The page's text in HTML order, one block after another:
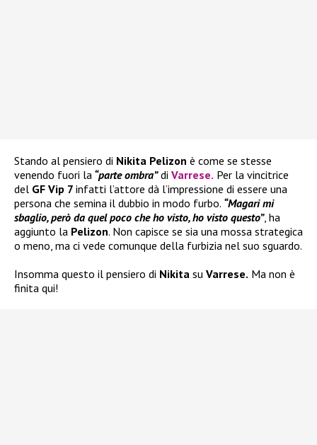
Stando al pensiero di Nikita Pelizon è come se stesse
venendo fuori la “parte ombra”di Varrese. Per la vincitrice
del GF Vip 7 infatti l’attore dà l’impressione di essere una
persona che semina il dubbio in modo furbo. “Magari mi
sbaglio, però da quel poco che ho visto, ho visto questo”, ha
aggiunto la Pelizon. Non capisce se sia una mossa strategica
o meno, ma ci vede comunque della furbizia nel suo sguardo.
Insomma questo il pensiero di Nikita su Varrese. Ma non è
finita qui!